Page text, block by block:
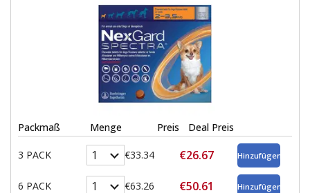
Packmaß Menge Preis Deal Preis
3 PACK €33.34 €26.67
6 PACK €63.26 €50.61